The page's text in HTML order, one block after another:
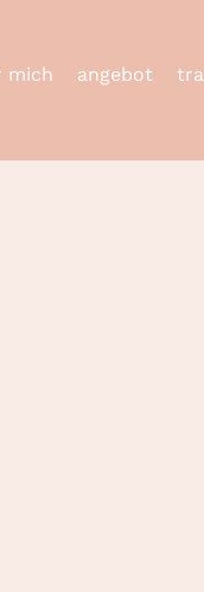
mich angebot